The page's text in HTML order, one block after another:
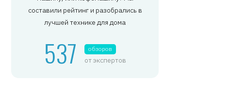
составили рейтинг и разобрались в
лучшей технике для дома
537 обзоров
от экспертов